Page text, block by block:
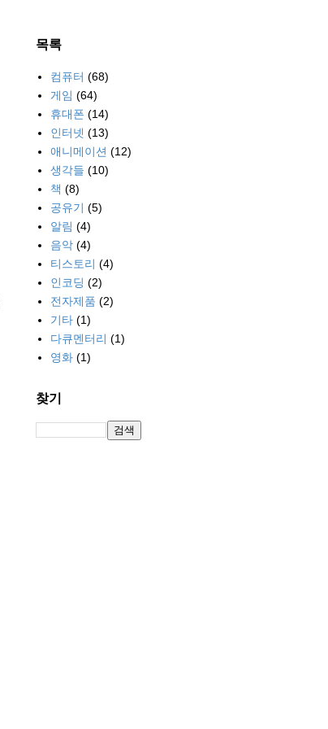
목록
컴퓨터 (68)
게임 (64)
휴대폰 (14)
인터넷 (13)
애니메이션 (12)
생각들 (10)
책 (8)
공유기 (5)
알림 (4)
음악 (4)
티스토리 (4)
인코딩 (2)
전자제품 (2)
기타 (1)
다큐멘터리 (1)
영화 (1)
찾기